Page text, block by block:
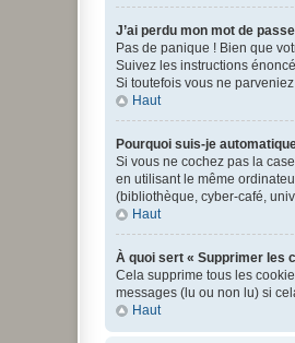
J’ai perdu mon mot de
Pas de panique ! Bien que
Suivez les instructions
Si toutefois vous ne
Haut
Pourquoi suis-je
Si vous ne cochez pas la case
en utilisant le même
(bibliothèque, cyber-café,
Haut
À quoi sert « Supprimer les
Cela supprime tous les
messages (lu ou non lu) si
Haut